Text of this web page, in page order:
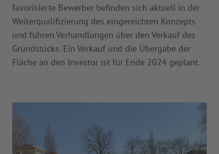
favorisierte Bewerber befinden sich aktuell in der
Weiterqualifizierung des eingereichten Konzepts
und führen Verhandlungen über den Verkauf des
Grundstücks. Ein Verkauf und die Übergabe der
Fläche an den Investor ist für Ende 2024 geplant.